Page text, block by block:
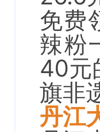
免费
辣粉
40元
旗非
丹江